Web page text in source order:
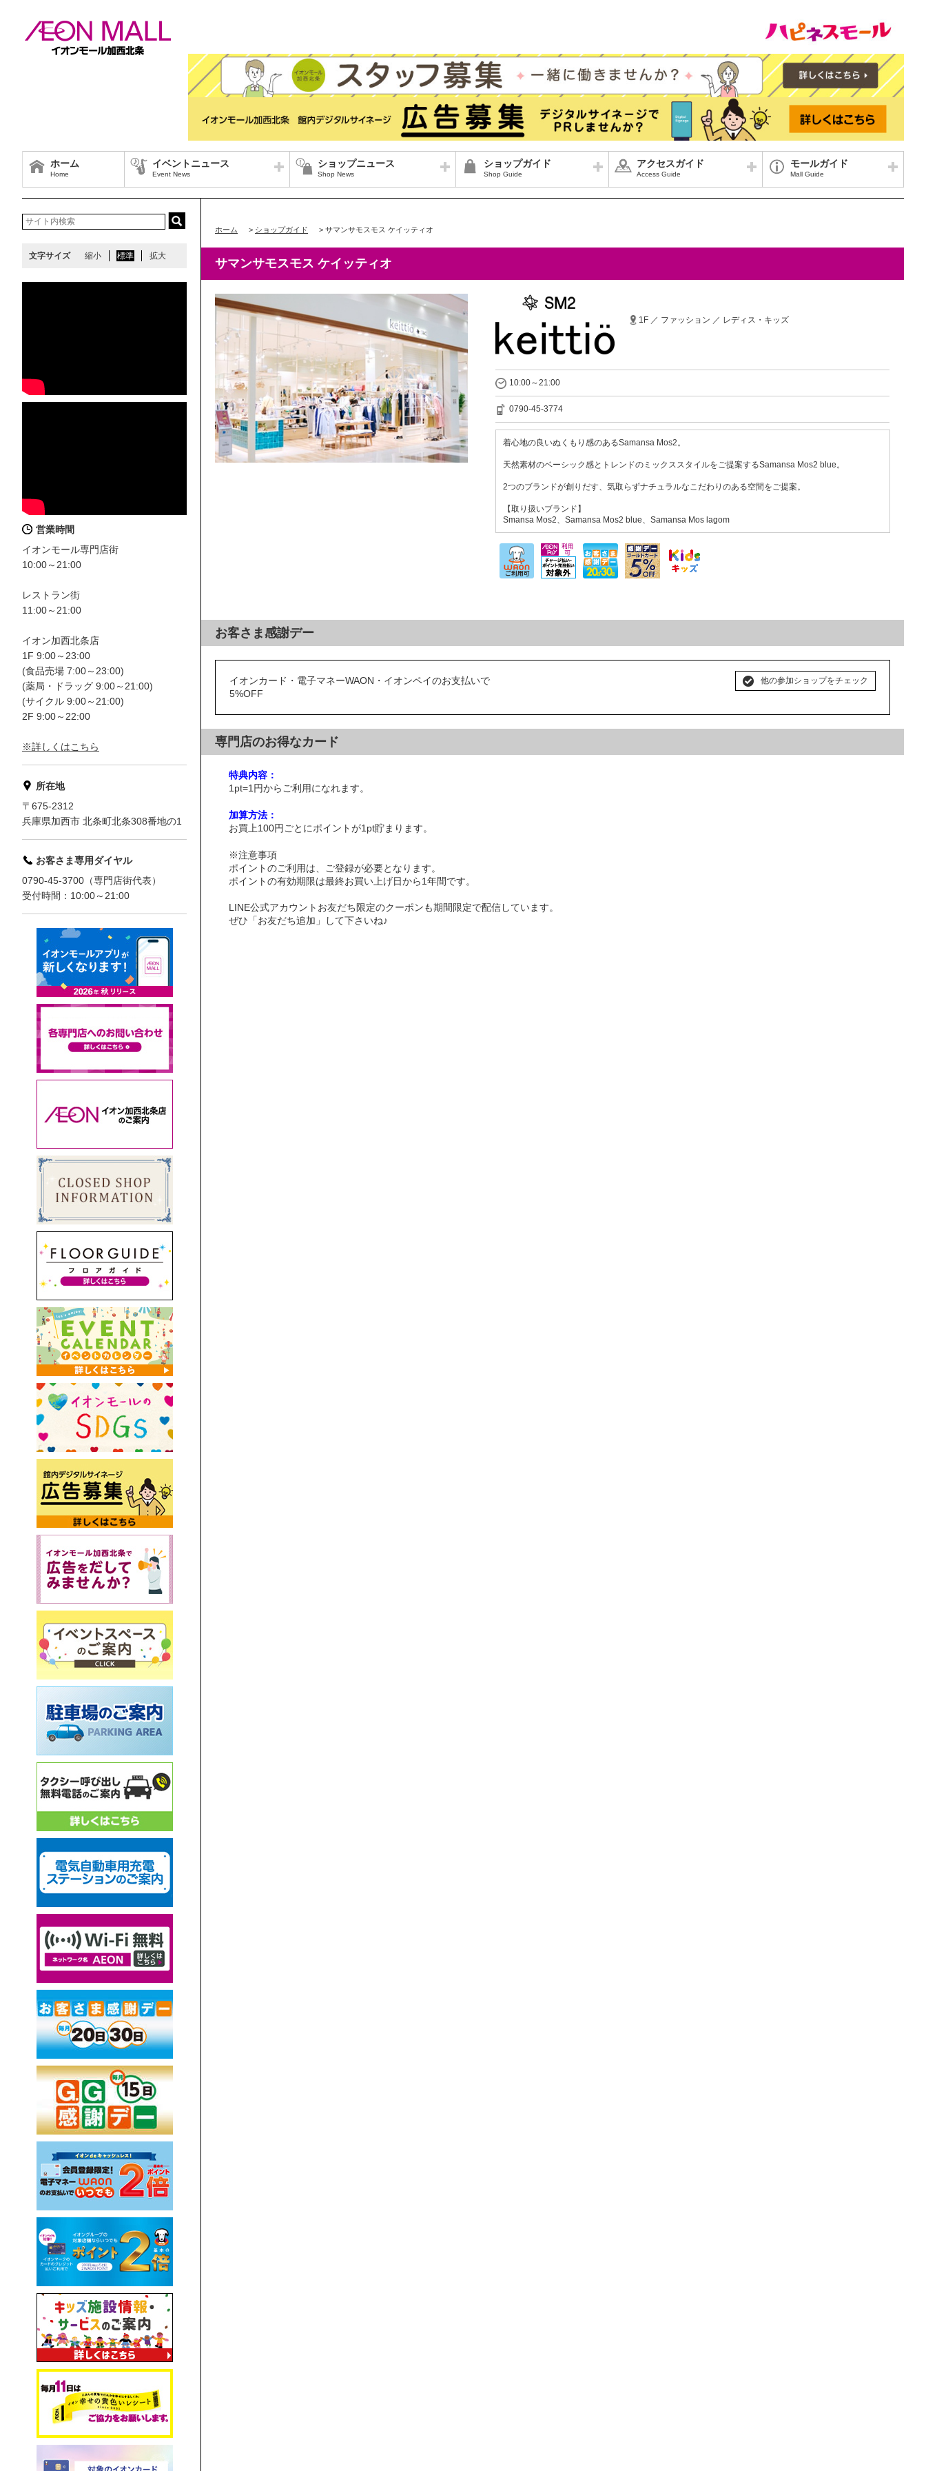
ホーム
Home
イベントニュース
Event News
ショップニュース
Shop News
ショップガイド
Shop Guide
アクセスガイド
Access Guide
モールガイド
Mall Guide
ホーム > ショップガイド > サマンサモスモス ケイッティオ
サマンサモスモス ケイッティオ
1F ／ ファッション ／ レディス・キッズ
10:00～21:00
0790-45-3774
着心地の良いぬくもり感のあるSamansa Mos2。
天然素材のベーシック感とトレンドのミックススタイルをご提案するSamansa Mos2 blue。
2つのブランドが創りだす、気取らずナチュラルなこだわりのある空間をご提案。
【取り扱いブランド】
Smansa Mos2、Samansa Mos2 blue、Samansa Mos lagom
お客さま感謝デー
イオンカード・電子マネーWAON・イオンペイのお支払いで
5%OFF
他の参加ショップをチェック
専門店のお得なカード
特典内容：
1pt=1円からご利用になれます。
加算方法：
お買上100円ごとにポイントが1pt貯まります。
※注意事項
ポイントのご利用は、ご登録が必要となります。
ポイントの有効期限は最終お買い上げ日から1年間です。
LINE公式アカウントお友だち限定のクーポンも期間限定で配信しています。
ぜひ「お友だち追加」して下さいね♪
文字サイズ 縮小 標準 拡大
営業時間
イオンモール専門店街
10:00～21:00
レストラン街
11:00～21:00
イオン加西北条店
1F 9:00～23:00
(食品売場 7:00～23:00)
(薬局・ドラッグ 9:00～21:00)
(サイクル 9:00～21:00)
2F 9:00～22:00
※詳しくはこちら
所在地
〒675-2312
兵庫県加西市 北条町北条308番地の1
お客さま専用ダイヤル
0790-45-3700（専門店街代表）
受付時間：10:00～21:00